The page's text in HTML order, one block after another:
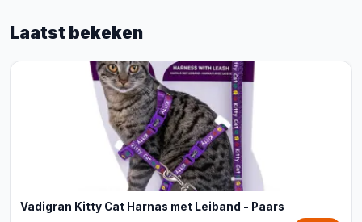
Laatst bekeken
Vadigran Kitty Cat Harnas met Leiband - Paars